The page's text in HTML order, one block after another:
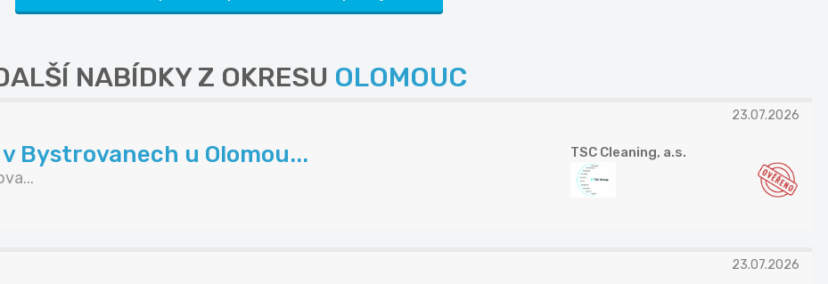
NABÍDKY Z OKRESU OLOMOUC
23.07.2026
Bystrovanech u Olomou... TSC Cleaning, a.s.
23.07.2026